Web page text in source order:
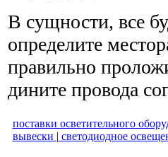
В сущности, все
определите
правильно
дините провода
поставки осветительного
вывески | светодиодное